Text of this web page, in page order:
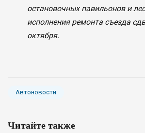
остановочных павильонов и
исполнения ремонта съезда
октября.
Автоновости
Читайте также